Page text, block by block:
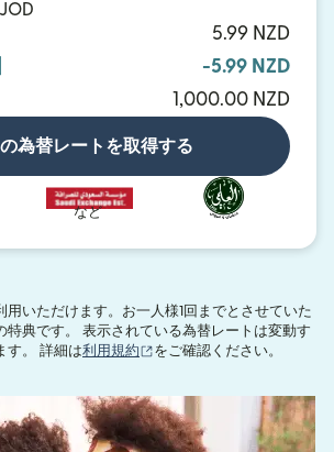
5.99 NZD
-5.99 NZD
1,000.00 NZD
為替レートを取得する
など
用いただけます。お一人様1回までとさせていた
特典です。 表示されている為替レートは変動す
す。 詳細は利用規約 （別ウィンドウで開きます
をご確認ください。